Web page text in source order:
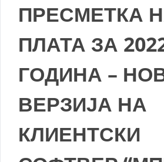
ПРЕСМЕТКА
ПЛАТА ЗА
ГОДИНА –
ВЕРЗИЈА НА
КЛИЕНТСКИ